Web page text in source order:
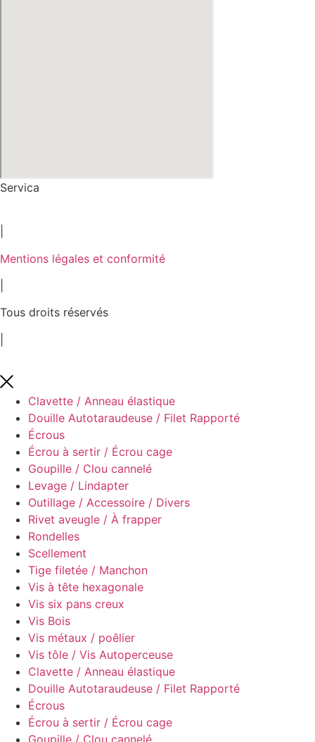
Servica
Mentions légales et conformité
Tous droits réservés
Clavette / Anneau élastique
Douille Autotaraudeuse / Filet Rapporté
Écrous
Écrou à sertir / Écrou cage
Goupille / Clou cannelé
Levage / Lindapter
Outillage / Accessoire / Divers
Rivet aveugle / À frapper
Rondelles
Scellement
Tige filetée / Manchon
Vis à tête hexagonale
Vis six pans creux
Vis Bois
Vis métaux / poêlier
Vis tôle / Vis Autoperceuse
Clavette / Anneau élastique
Douille Autotaraudeuse / Filet Rapporté
Écrous
Écrou à sertir / Écrou cage
Goupille / Clou cannelé